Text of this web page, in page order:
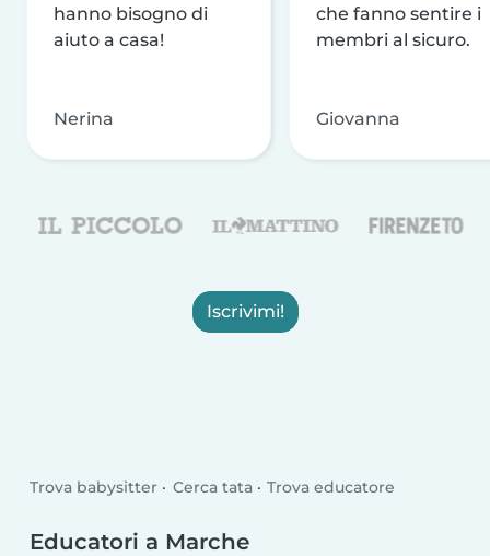
hanno bisogno di
aiuto a casa!
Nerina
che fanno sentire i
membri al sicuro.
Giovanna
Iscrivimi!
Trova babysitter Cerca tata Trova educatore
Educatori a Marche